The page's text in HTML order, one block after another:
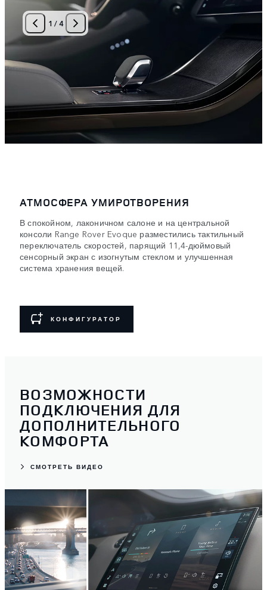
АТМОСФЕРА УМИРОТВОРЕНИЯ
В спокойном, лаконичном салоне и на центральной
консоли Range Rover Evoque разместились тактильный
переключатель скоростей, парящий 11,4-дюймовый
сенсорный экран с изогнутым стеклом и улучшенная
система хранения вещей.
1 /4
КОНФИГУРАТОР
ВОЗМОЖНОСТИ
ПОДКЛЮЧЕНИЯ ДЛЯ
ДОПОЛНИТЕЛЬНОГО
КОМФОРТА
СМОТРЕТЬ ВИДЕО